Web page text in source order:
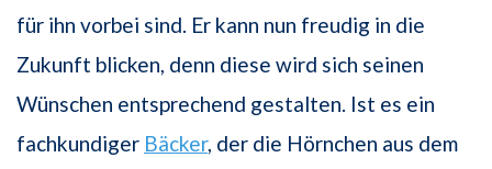
für ihn vorbei sind. Er kann nun freudig in die
Zukunft blicken, denn diese wird sich seinen
Wünschen entsprechend gestalten. Ist es ein
fachkundiger Bäcker, der die Hörnchen aus dem